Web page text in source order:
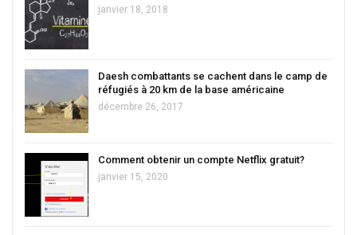
janvier 18, 2018
Daesh combattants se cachent dans le camp de
réfugiés à 20 km de la base américaine
décembre 26, 2017
Comment obtenir un compte Netflix gratuit?
janvier 15, 2020